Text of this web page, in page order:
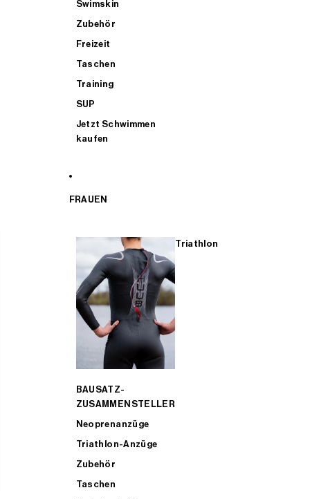
Swimskin
Zubehör
Freizeit
Taschen
Training
SUP
Jetzt Schwimmen
kaufen
FRAUEN
Triathlon
BAUSATZ-
ZUSAMMENSTELLER
Neoprenanzüge
Triathlon-Anzüge
Zubehör
Taschen